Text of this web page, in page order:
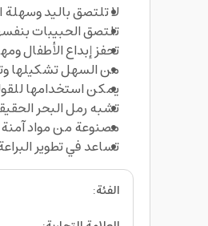
ﻻ تلتصق باليد وسهلة
تلتصق الحبيبات
تحفز إبداع الأطفال
من السهل تشكيلها
يمكن استخدامها
تشبه رمل البحر
مصنوعة من مواد
تساعد في تطوير
الفئة: